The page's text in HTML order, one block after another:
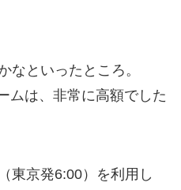
なといったところ。
ムは、非常に高額でした
東京発6:00）を利用し